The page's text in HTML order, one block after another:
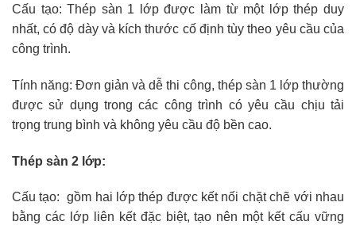
Cấu tạo: Thép sàn 1 lớp được làm từ một lớp thép duy
nhất, có độ dày và kích thước cố định tùy theo yêu cầu của
công trình.
Tính năng: Đơn giản và dễ thi công, thép sàn 1 lớp thường
được sử dụng trong các công trình có yêu cầu chịu tải
trọng trung bình và không yêu cầu độ bền cao.
Thép sàn 2 lớp:
Cấu tạo: gồm hai lớp thép được kết nối chặt chẽ với nhau
bằng các lớp liên kết đặc biệt, tạo nên một kết cấu vững